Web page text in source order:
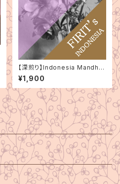
【深煎り】Indonesia Mandhel
ing Bintang Lima（インドネシ
ア マンデリン ビンタンリマ）150
g
¥1,900